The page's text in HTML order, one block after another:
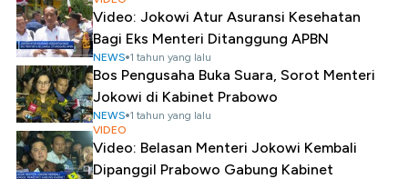
Video: Jokowi Atur Asuransi Kesehatan
Bagi Eks Menteri Ditanggung APBN
NEWS 1 tahun yang lalu
Bos Pengusaha Buka Suara, Sorot Menteri
Jokowi di Kabinet Prabowo
NEWS 1 tahun yang lalu
VIDEO
Video: Belasan Menteri Jokowi Kembali
Dipanggil Prabowo Gabung Kabinet